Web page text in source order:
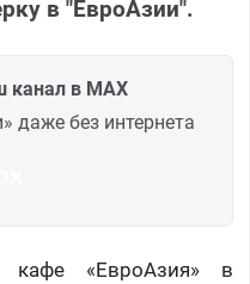
в "ЕвроАзии".
канал в MAX
даже без интернета
кафе «ЕвроАзия» в